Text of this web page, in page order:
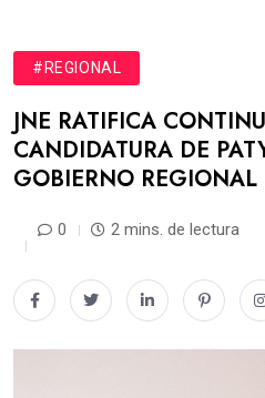
#REGIONAL
JNE RATIFICA
CANDIDATURA DE
GOBIERNO REGIONAL
0 2 mins. de lectura